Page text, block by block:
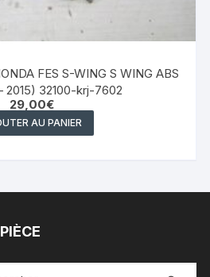
FES S-WING S WING ABS
2015) 32100-krj-7602
29,00€
AU PANIER